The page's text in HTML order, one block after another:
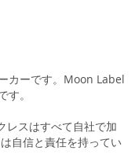
カーです。Moon Label
。
レスはすべて自社で加
自信と責任を持ってい